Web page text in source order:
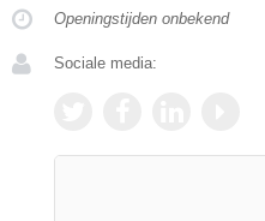
Openingstijden onbekend
Sociale media: